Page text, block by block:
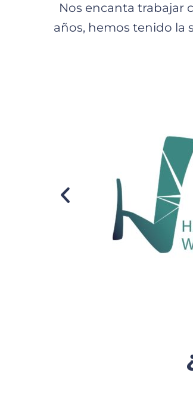
Nos encanta trabajar
años, hemos tenido la